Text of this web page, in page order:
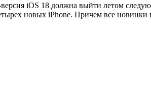
iOS 18 должна выйти летом
новых iPhone. Причем все